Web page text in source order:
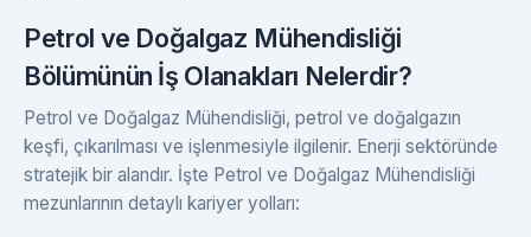
Petrol ve Doğalgaz Mühendisliği
Bölümünün İş Olanakları Nelerdir?
Petrol ve Doğalgaz Mühendisliği, petrol ve doğalgazın
keşfi, çıkarılması ve işlenmesiyle ilgilenir. Enerji sektöründe
stratejik bir alandır. İşte Petrol ve Doğalgaz Mühendisliği
mezunlarının detaylı kariyer yolları: